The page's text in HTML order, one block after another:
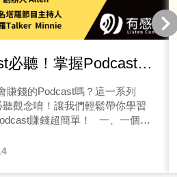
必聽！掌握Podcast製
賺錢超簡單！
賺錢的Podcast嗎？這一系列
觀念唷！讓我們輕鬆帶你學習
錢超簡單！ 一、一個好
大的問題，聲音是我們常說的